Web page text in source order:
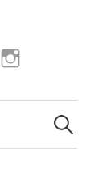
Facebook
Suchen
nach: